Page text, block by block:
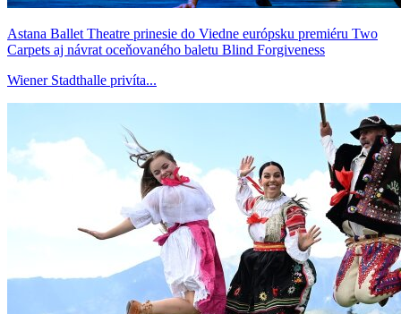
Astana Ballet Theatre prinesie do Viedne európsku premiéru Two
Carpets aj návrat oceňovaného baletu Blind Forgiveness
Wiener Stadthalle privíta...